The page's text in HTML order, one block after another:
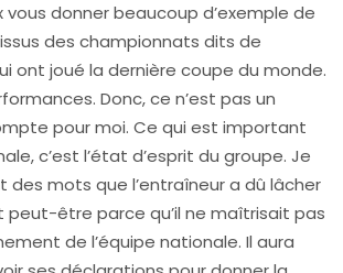
vous donner beaucoup d’exemple de
des championnats dits de
ont joué la dernière coupe du monde.
Donc, ce n’est pas un
pour moi. Ce qui est important
c’est l’état d’esprit du groupe. Je
des mots que l’entraîneur a dû lâcher
peut-être parce qu’il ne maîtrisait pas
de l’équipe nationale. Il aura